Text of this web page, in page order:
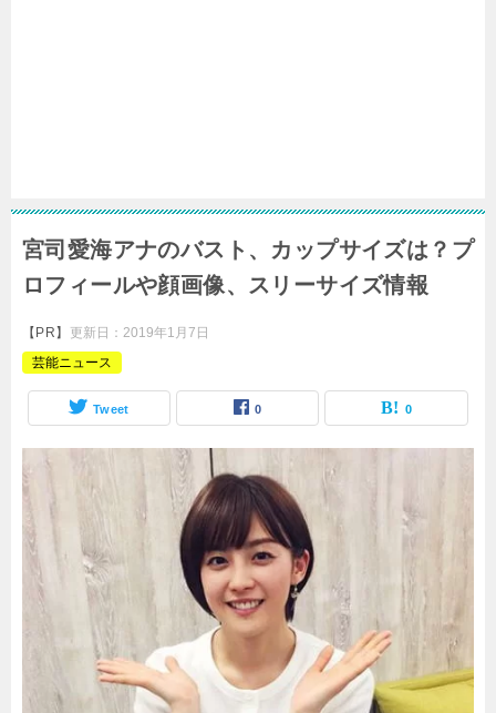
宮司愛海アナのバスト、カップサイズは？プ
ロフィールや顔画像、スリーサイズ情報
【PR】 更新日： 2019年1月7日
芸能ニュース
Tweet 0 0